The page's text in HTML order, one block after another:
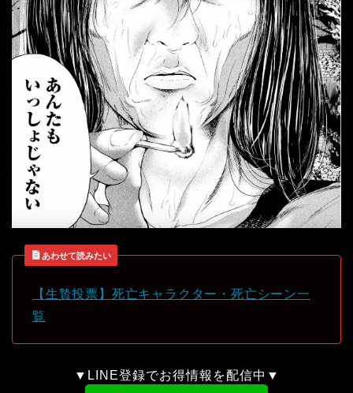
あわせて読みたい
【生贄投票】死亡キャラクター・死亡シーン一
覧
▼LINE登録でお得情報を配信中▼